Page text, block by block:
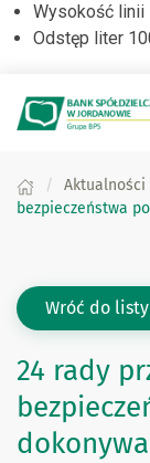
Wysokość linii
Odstęp liter
Aktualności
bezpieczeństwa
Wróć do
24 rady